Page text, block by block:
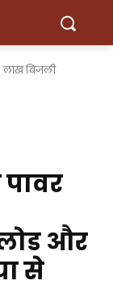
लाख बिजली
और
से